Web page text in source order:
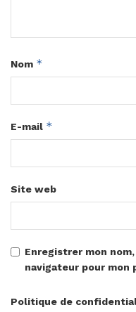
Nom *
E-mail *
Site web
Enregistrer mon
navigateur pour mon
Politique de